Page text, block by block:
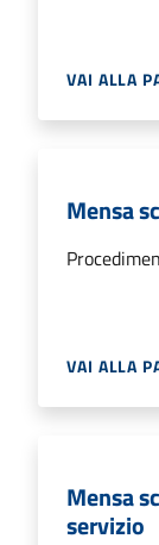
VAI ALLA
Mensa
VAI ALLA
Mensa
servizio